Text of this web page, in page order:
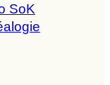
SoK